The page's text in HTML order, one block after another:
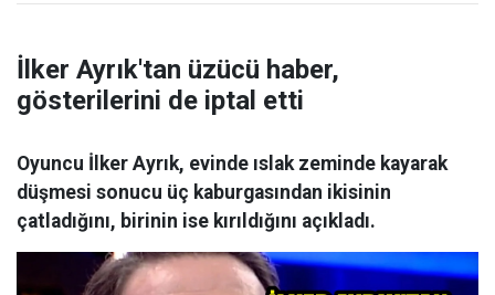
İlker Ayrık'tan üzücü haber,
gösterilerini de iptal etti
Oyuncu İlker Ayrık, evinde ıslak zeminde kayarak
düşmesi sonucu üç kaburgasından ikisinin
çatladığını, birinin ise kırıldığını açıkladı.